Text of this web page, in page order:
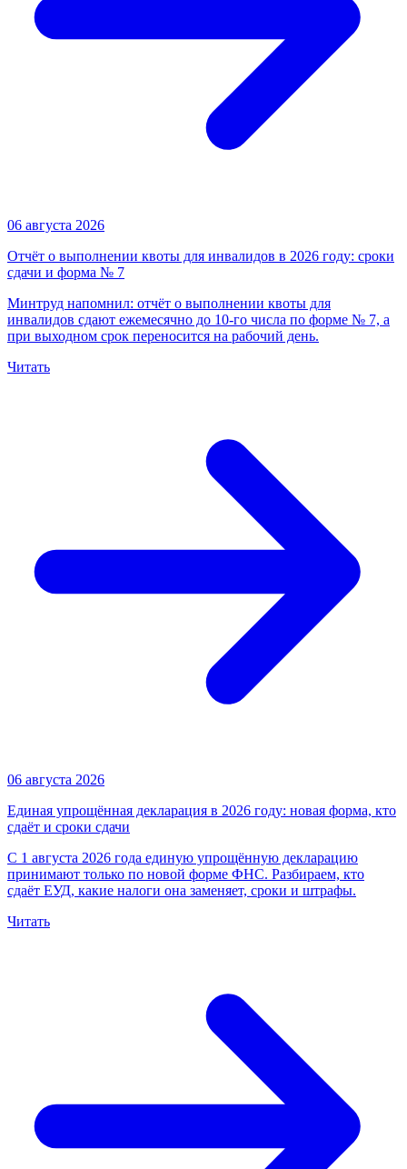
06 августа 2026
Отчёт о выполнении квоты для инвалидов в 2026 году: сроки
сдачи и форма № 7
Минтруд напомнил: отчёт о выполнении квоты для
инвалидов сдают ежемесячно до 10-го числа по форме № 7, а
при выходном срок переносится на рабочий день.
Читать
06 августа 2026
Единая упрощённая декларация в 2026 году: новая форма, кто
сдаёт и сроки сдачи
С 1 августа 2026 года единую упрощённую декларацию
принимают только по новой форме ФНС. Разбираем, кто
сдаёт ЕУД, какие налоги она заменяет, сроки и штрафы.
Читать